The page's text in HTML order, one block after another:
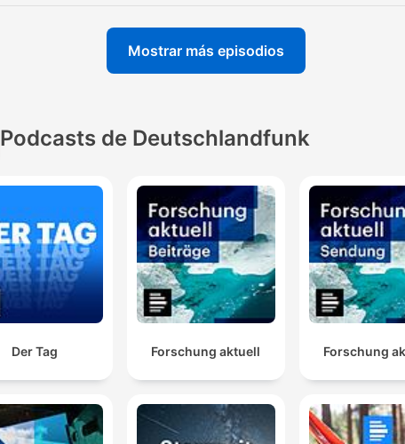
Mostrar más episodios
Podcasts de Deutschlandfunk
Der Tag Forschung aktuell Forschung